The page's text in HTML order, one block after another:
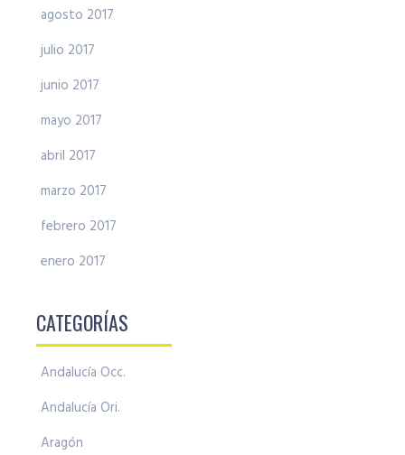
agosto 2017
julio 2017
junio 2017
mayo 2017
abril 2017
marzo 2017
febrero 2017
enero 2017
CATEGORÍAS
Andalucía Occ.
Andalucía Ori.
Aragón